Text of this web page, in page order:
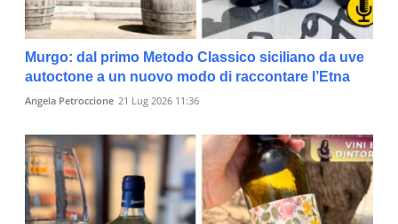
Murgo: dal primo Metodo Classico siciliano da uve
autoctone a un nuovo modo di raccontare l’Etna
Angela Petroccione 21 Lug 2026 11:36